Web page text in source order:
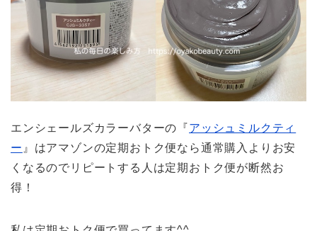
エンシェールズカラーバターの『アッシュミルクティ
ー 』はアマゾンの定期おトク便なら通常購入よりお安
くなるのでリピートする人は定期おトク便が断然お
得！